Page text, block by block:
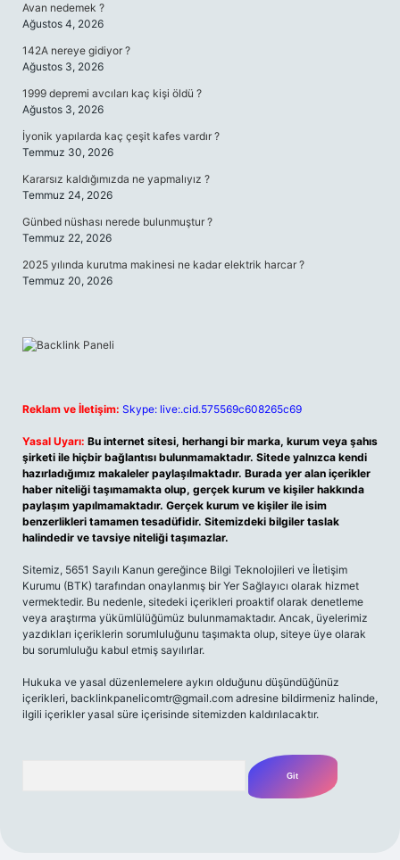
Avan nedemek ?
Ağustos 4, 2026
142A nereye gidiyor ?
Ağustos 3, 2026
1999 depremi avcıları kaç kişi öldü ?
Ağustos 3, 2026
İyonik yapılarda kaç çeşit kafes vardır ?
Temmuz 30, 2026
Kararsız kaldığımızda ne yapmalıyız ?
Temmuz 24, 2026
Günbed nüshası nerede bulunmuştur ?
Temmuz 22, 2026
2025 yılında kurutma makinesi ne kadar elektrik harcar ?
Temmuz 20, 2026
Reklam ve İletişim: Skype: live:.cid.575569c608265c69
Yasal Uyarı: Bu internet sitesi, herhangi bir marka, kurum veya şahıs
şirketi ile hiçbir bağlantısı bulunmamaktadır. Sitede yalnızca kendi
hazırladığımız makaleler paylaşılmaktadır. Burada yer alan içerikler
haber niteliği taşımamakta olup, gerçek kurum ve kişiler hakkında
paylaşım yapılmamaktadır. Gerçek kurum ve kişiler ile isim
benzerlikleri tamamen tesadüfidir. Sitemizdeki bilgiler taslak
halindedir ve tavsiye niteliği taşımazlar.
Sitemiz, 5651 Sayılı Kanun gereğince Bilgi Teknolojileri ve İletişim
Kurumu (BTK) tarafından onaylanmış bir Yer Sağlayıcı olarak hizmet
vermektedir. Bu nedenle, sitedeki içerikleri proaktif olarak denetleme
veya araştırma yükümlülüğümüz bulunmamaktadır. Ancak, üyelerimiz
yazdıkları içeriklerin sorumluluğunu taşımakta olup, siteye üye olarak
bu sorumluluğu kabul etmiş sayılırlar.
Hukuka ve yasal düzenlemelere aykırı olduğunu düşündüğünüz
içerikleri, backlinkpanelicomtr@gmail.com adresine bildirmeniz halinde,
ilgili içerikler yasal süre içerisinde sitemizden kaldırılacaktır.